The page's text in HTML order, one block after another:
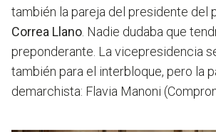
también la pareja del presidente del
Correa Llano . Nadie dudaba que
preponderante. La vicepresidencia
también para el interbloque, pero la
demarchista: Flavia Manoni